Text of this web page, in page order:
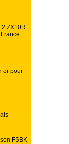
2 ZX10R
or pour
FSBK